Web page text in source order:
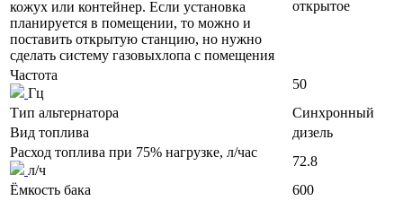
кожух или контейнер. Если установка
планируется в помещении, то можно и
поставить открытую станцию, но нужно
сделать систему газовыхлопа с помещения
открытое
Частота
Гц
50
Тип альтернатора
Синхронный
Вид топлива
дизель
Расход топлива при 75% нагрузке, л/час
л/ч
72.8
Ёмкость бака
600